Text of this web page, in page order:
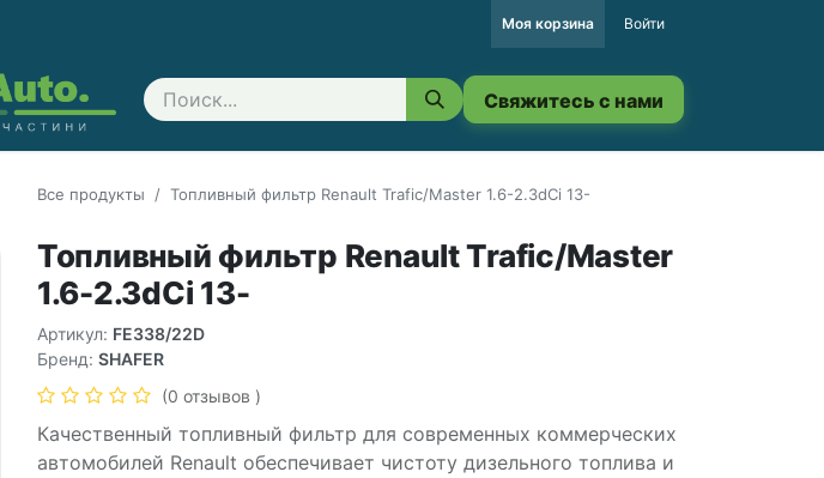
Моя корзина Войти
Свяжитесь с нами
Все продукты Топливный фильтр Renault Trafic/Master 1.6-2.3dCi 13-
Топливный фильтр Renault Trafic/Master
1.6-2.3dCi 13-
Артикул: FE338/22D
Бренд: SHAFER
(0 отзывов )
Качественный топливный фильтр для современных коммерческих
автомобилей Renault обеспечивает чистоту дизельного топлива и